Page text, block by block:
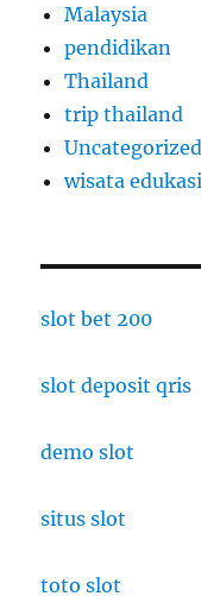
Malaysia
pendidikan
Thailand
trip thailand
Uncategorized
wisata edukasi
slot bet 200
slot deposit qris
demo slot
situs slot
toto slot